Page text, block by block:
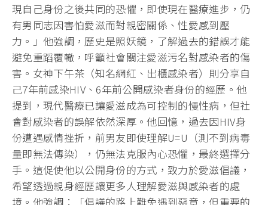
現自己身份之後共同的恐懼，即使現在醫療進步，仍
有男同志因害怕愛滋而對親密關係、性愛感到壓
力。」他強調，歷史是照妖鏡，了解過去的錯誤才能
避免重蹈覆轍，呼籲社會關注愛滋污名對感染者的傷
害。女神下午茶（知名網紅、出櫃感染者）則分享自
己7年前感染HIV、6年前公開感染者身份的經歷。他
提到，現代醫療已讓愛滋成為可控制的慢性病，但社
會對感染者的誤解依然深厚。他回憶，過去因HIV身
份遭遇感情挫折，前男友即使理解U=U（測不到病毒
量即無法傳染），仍無法克服內心恐懼，最終選擇分
手。這促使他以公開身份的方式，致力於愛滋倡議，
希望透過親身經歷讓更多人理解愛滋與感染者的處
境。他強調：「倡議的路上難免遇到惡意，但重要的